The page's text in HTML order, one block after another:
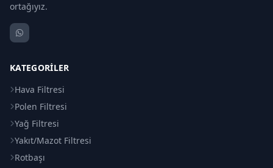
ortağıyız.
KATEGORILER
Hava Filtresi
Polen Filtresi
Yağ Filtresi
Yakıt/Mazot Filtresi
Rotbaşı